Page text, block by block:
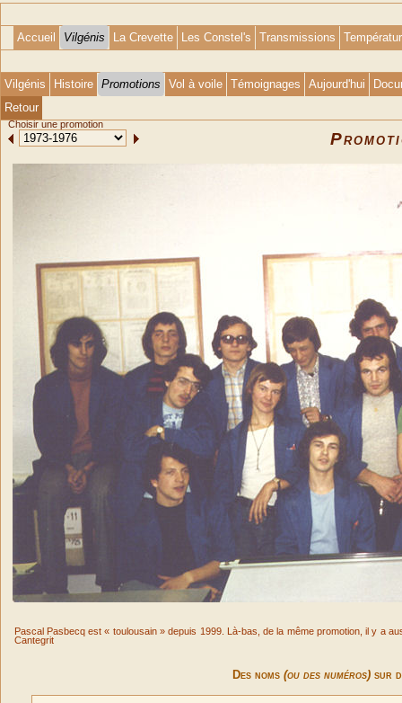
Accueil Vilgénis La Crevette Les Constel's Transmissions
Vilgénis Histoire Promotions Vol à voile Témoignages Aujourd'hui
Retour
Choisir une promotion
Pascal Pasbecq est « toulousain » depuis 1999. Là-bas, de la même promotion, il y a
Cantegrit
Des noms(ou des numéros) sur